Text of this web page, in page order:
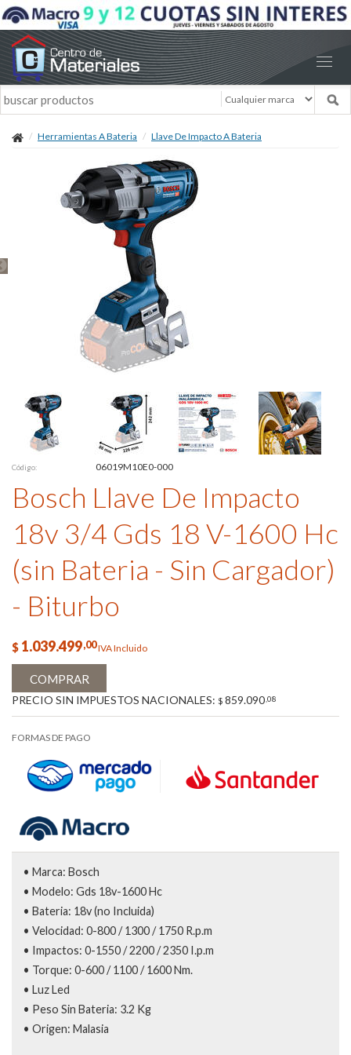
Herramientas A Bateria Llave De Impacto A Bateria
Código: 06019M10E0-000
Bosch Llave De Impacto
18v 3/4 Gds 18 V-1600 Hc
(sin Bateria - Sin Cargador)
- Biturbo
$ 1.039.499,00IVA Incluido
COMPRAR
PRECIO SIN IMPUESTOS NACIONALES: $ 859.090 ,08
FORMAS DE PAGO
• Marca: Bosch
• Modelo: Gds 18v-1600 Hc
• Bateria: 18v (no Incluida)
• Velocidad: 0-800 / 1300 / 1750 R.p.m
• Impactos: 0-1550 / 2200 / 2350 I.p.m
• Torque: 0-600 / 1100 / 1600 Nm.
• Luz Led
• Peso Sin Bateria: 3.2 Kg
• Origen: Malasia